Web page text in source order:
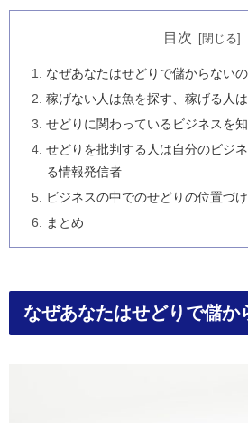
目次
なぜあなたはせどりで儲からない
稼げない人は魚を探す、稼げる人
せどりに関わっているビジネスを
せどりを批判する人は自分のビジ
る情報発信者
ビジネスの中でのせどりの位置づ
まとめ
なぜあなたはせどりで儲か